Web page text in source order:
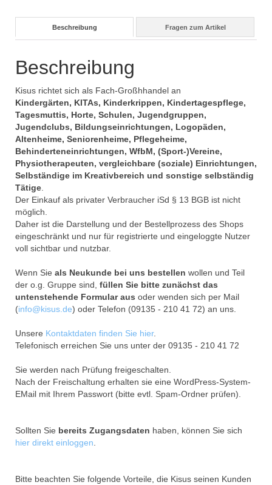
Beschreibung Fragen zum Artikel
Beschreibung
Kisus richtet sich als Fach-Großhhandel an
Kindergärten, KITAs, Kinderkrippen, Kindertagespflege,
Tagesmuttis, Horte, Schulen, Jugendgruppen,
Jugendclubs, Bildungseinrichtungen, Logopäden,
Altenheime, Seniorenheime, Pflegeheime,
Behinderteneinrichtungen, WfbM, (Sport-)Vereine,
Physiotherapeuten, vergleichbare (soziale) Einrichtungen,
Selbständige im Kreativbereich und sonstige selbständig
Tätige
Der Einkauf als privater Verbraucher iSd § 13 BGB ist nicht
möglich.
Daher ist die Darstellung und der Bestellprozess des Shops
eingeschränkt und nur für registrierte und eingeloggte Nutzer
voll sichtbar und nutzbar.
Wenn Sie als Neukunde bei uns bestellen wollen und Teil
der o.g. Gruppe sind, füllen Sie bitte zunächst das
untenstehende Formular aus oder wenden sich per Mail
(info@kisus.de) oder Telefon (09135 - 210 41 72) an uns.
Unsere Kontaktdaten finden Sie hier.
Telefonisch erreichen Sie uns unter der 09135 - 210 41 72
Sie werden nach Prüfung freigeschalten.
Nach der Freischaltung erhalten sie eine WordPress-System-
EMail mit Ihrem Passwort (bitte evtl. Spam-Ordner prüfen).
Sollten Sie bereits Zugangsdaten haben, können Sie sich
hier direkt einloggen
Bitte beachten Sie folgende Vorteile, die Kisus seinen Kunden